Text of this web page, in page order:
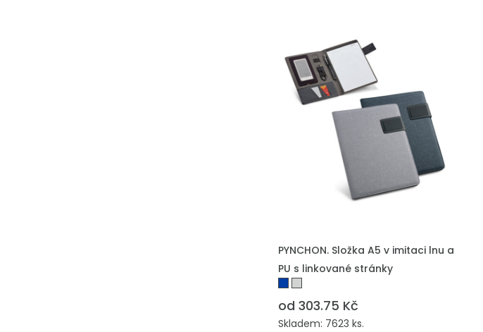
PYNCHON. Složka A5 v imitaci lnu a
PU s linkované stránky
od 303.75 Kč
Skladem: 7623 ks.